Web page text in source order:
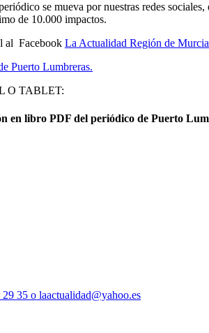
se mueva por nuestras redes
de 10.000 impactos.
al Facebook La Actualidad Región de
Puerto Lumbreras.
O TABLET:
en libro PDF del periódico de Puerto
35 o laactualidad@yahoo.es